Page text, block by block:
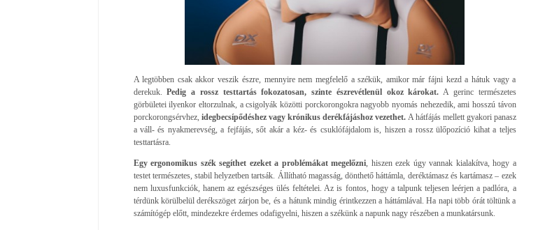
A legtöbben csak akkor veszik észre, mennyire nem megfelelő a székük, amikor már fájni kezd a hátuk vagy a
derekuk.Pedig a rossz testtartás fokozatosan, szinte észrevétlenül okoz károkat. A gerinc természetes
görbületei ilyenkor eltorzulnak, a csigolyák közötti porckorongokra nagyobb nyomás nehezedik, ami hosszú távon
porckorongsérvhez, idegbecsípődéshez vagy krónikus derékfájáshoz vezethet. A hátfájás mellett gyakori panasz
a váll- és nyakmerevség, a fejfájás, sőt akár a kéz- és csuklófájdalom is, hiszen a rossz ülőpozíció kihat a teljes
testtartásra.
Egy ergonomikus szék segíthet ezeket a problémákat megelőzni , hiszen ezek úgy vannak kialakítva, hogy a
testet természetes, stabil helyzetben tartsák. Állítható magasság, dönthető háttámla, deréktámasz és kartámasz – ezek
nem luxusfunkciók, hanem az egészséges ülés feltételei. Az is fontos, hogy a talpunk teljesen leérjen a padlóra, a
térdünk körülbelül derékszöget zárjon be, és a hátunk mindig érintkezzen a háttámlával. Ha napi több órát töltünk a
számítógép előtt, mindezekre érdemes odafigyelni, hiszen a székünk a napunk nagy részében a munkatársunk.